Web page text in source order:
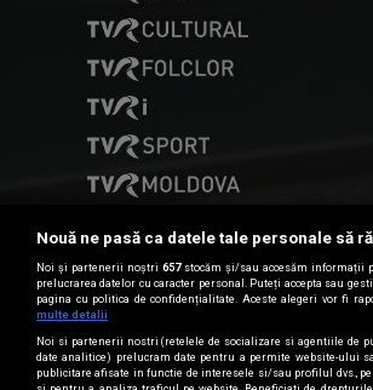
Date de contact
CONTACT TVR
Nouă ne pasă ca datele tale personale să
Noi și partenerii noștri 657stocăm și/sau accesăm informații
prelucrarea datelor cu caracter personal. Puteți accepta sau
pagina cu politica de confidențialitate. Aceste alegeri vor fi
multe detalii
Noi si partenerii nostri (retelele de socializare si agentiile de
date analitice) prelucram date pentru a permite website-ului
publicitare afisate in functie de interesele si/sau profilul dvs.,